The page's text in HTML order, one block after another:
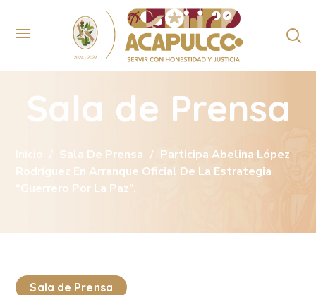
Sala de Prensa
Inicio Sala De Prensa
Participa Abelina López
Rodríguez En Arranque Oficial De La Estrategia
“Guerrero Por La Paz”.
Sala de Prensa